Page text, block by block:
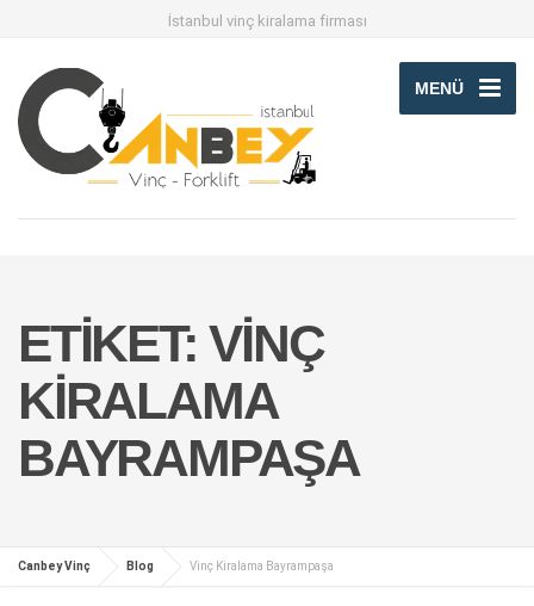
İstanbul vinç kiralama firması
MENÜ
ETIKET:VINÇ
KIRALAMA
BAYRAMPAŞA
Canbey Vinç Blog Vinç Kiralama Bayrampaşa